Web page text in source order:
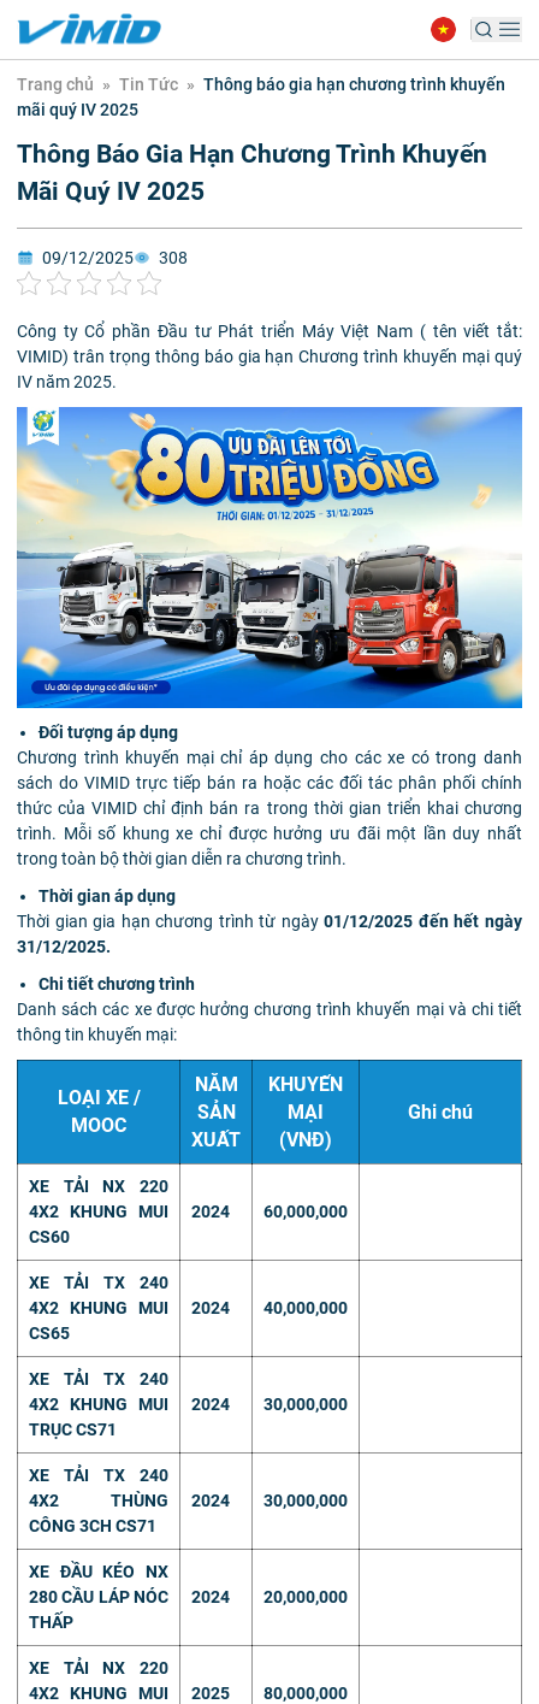
Trang chủ » Tin Tức » Thông báo gia hạn chương trình khuyến
mãi quý IV 2025
Thông Báo Gia Hạn Chương Trình Khuyến
Mãi Quý IV 2025
09/12/2025 308
Công ty Cổ phần Đầu tư Phát triển Máy Việt Nam ( tên viết tắt:
VIMID) trân trọng thông báo gia hạn Chương trình khuyến mại quý
IV năm 2025.
Đối tượng áp dụng
Chương trình khuyến mại chỉ áp dụng cho các xe có trong danh
sách do VIMID trực tiếp bán ra hoặc các đối tác phân phối chính
thức của VIMID chỉ định bán ra trong thời gian triển khai chương
trình. Mỗi số khung xe chỉ được hưởng ưu đãi một lần duy nhất
trong toàn bộ thời gian diễn ra chương trình.
Thời gian áp dụng
Thời gian gia hạn chương trình từ ngày01/12/2025 đến hết ngày
31/12/2025.
Chi tiết chương trình
Danh sách các xe được hưởng chương trình khuyến mại và chi tiết
thông tin khuyến mại:
LOẠI XE /
MOOC
NĂM
SẢN
XUẤT
KHUYẾN
MẠI
(VNĐ)
Ghi chú
XE TẢI NX 220
4X2 KHUNG MUI
CS60
2024 60,000,000
XE TẢI TX 240
4X2 KHUNG MUI
CS65
2024 40,000,000
XE TẢI TX 240
4X2 KHUNG MUI
TRỤC CS71
2024 30,000,000
XE TẢI TX 240
4X2 THÙNG
CÔNG 3CH CS71
2024 30,000,000
XE ĐẦU KÉO NX
280 CẦU LÁP NÓC
THẤP
2024 20,000,000
XE TẢI NX 220
4X2 KHUNG MUI
2025 80,000,000